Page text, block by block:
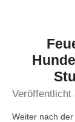
Veröffentlicht
Weiter nach